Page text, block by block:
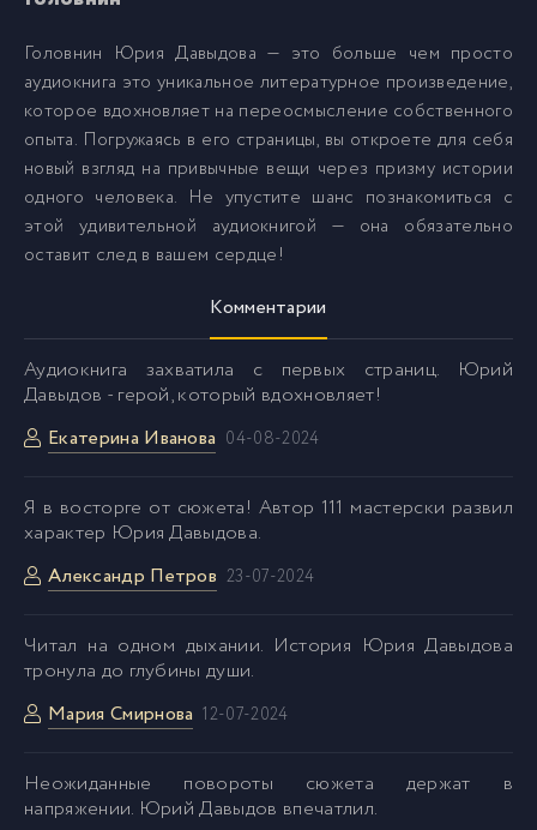
Golovnin_032
33 Golovnin_033
Golovnin_034
35 Golovnin_035
37 Golovnin_037
38 Golovnin_038
Golovnin_039
40 Golovnin_040
41 Golovnin_041
43 Golovnin_043
Головнин Юрия Давыдова — это больше чем просто
аудиокнига это уникальное литературное произведение,
которое вдохновляет на переосмысление собственного
опыта. Погружаясь в его страницы, вы откроете для себя
новый взгляд на привычные вещи через призму истории
одного человека. Не упустите шанс познакомиться с
этой удивительной аудиокнигой — она обязательно
оставит след в вашем сердце!
Комментарии
Аудиокнига захватила с первых страниц. Юрий
Давыдов - герой, который вдохновляет!
Екатерина Иванова 04-08-2024
Я в восторге от сюжета! Автор 111 мастерски развил
характер Юрия Давыдова.
Александр Петров 23-07-2024
Читал на одном дыхании. История Юрия Давыдова
тронула до глубины души.
Мария Смирнова 12-07-2024
Неожиданные повороты сюжета держат в
напряжении. Юрий Давыдов впечатлил.